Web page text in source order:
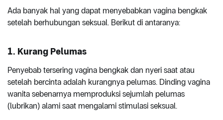
Ada banyak hal yang dapat menyebabkan vagina bengkak
setelah berhubungan seksual. Berikut di antaranya:
1. Kurang Pelumas
Penyebab tersering vagina bengkak dan nyeri saat atau
setelah bercinta adalah kurangnya pelumas. Dinding vagina
wanita sebenarnya memproduksi sejumlah pelumas
(lubrikan) alami saat mengalami stimulasi seksual.